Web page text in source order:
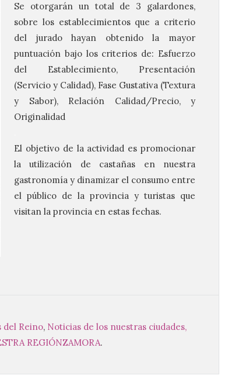
Se otorgarán un total de 3 galardones,
sobre los establecimientos que a criterio
del jurado hayan obtenido la mayor
puntuación bajo los criterios de: Esfuerzo
del Establecimiento, Presentación
(Servicio y Calidad), Fase Gustativa (Textura
y Sabor), Relación Calidad/Precio, y
Originalidad
El objetivo de la actividad es promocionar
la utilización de castañas en nuestra
gastronomía y dinamizar el consumo entre
el público de la provincia y turistas que
visitan la provincia en estas fechas.
del Reino, Noticias de los nuestras ciudades,
REGIÓNZAMORA.